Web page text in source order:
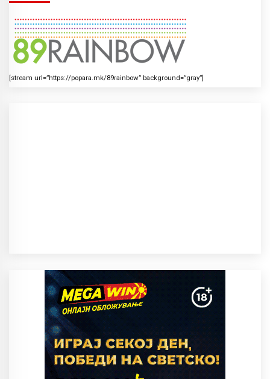
[stream url=”https://popara.mk/89rainbow” background=”gray”]